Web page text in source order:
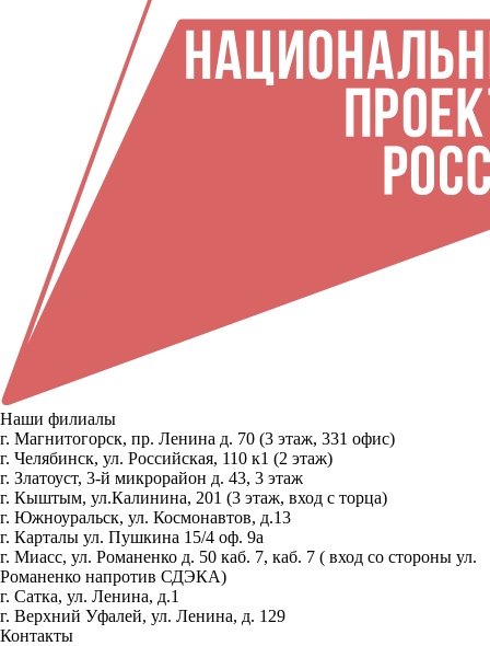
Наши филиалы
г. Магнитогорск, пр. Ленина д. 70 (3 этаж, 331 офис)
г. Челябинск, ул. Российская, 110 к1 (2 этаж)
г. Златоуст, 3-й микрорайон д. 43, 3 этаж
г. Кыштым, ул.Калинина, 201 (3 этаж, вход с торца)
г. Южноуральск, ул. Космонавтов, д.13
г. Карталы ул. Пушкина 15/4 оф. 9а
г. Миасс, ул. Романенко д. 50 каб. 7, каб. 7 ( вход со стороны ул.
Романенко напротив СДЭКА)
г. Сатка, ул. Ленина, д.1
г. Верхний Уфалей, ул. Ленина, д. 129
Контакты